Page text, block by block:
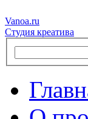
Vanoa.ru
Студия креатива